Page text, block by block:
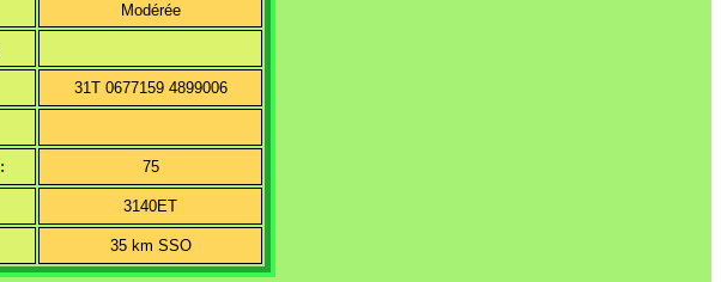
Modérée
31T 0677159 4899006
: 75
3140ET
35 km SSO